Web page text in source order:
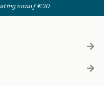
vanaf €20